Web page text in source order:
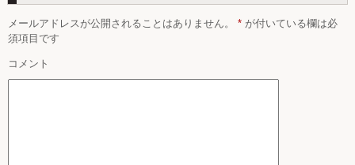
メールアドレスが公開されることはありません。 * が付いている欄は必
須項目です
コメント